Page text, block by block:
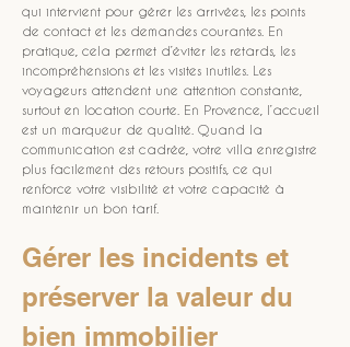
qui intervient pour gérer les arrivées, les points
de contact et les demandes courantes. En
pratique, cela permet d’éviter les retards, les
incompréhensions et les visites inutiles. Les
voyageurs attendent une attention constante,
surtout en location courte. En Provence, l’accueil
est un marqueur de qualité. Quand la
communication est cadrée, votre villa enregistre
plus facilement des retours positifs, ce qui
renforce votre visibilité et votre capacité à
maintenir un bon tarif.
Gérer les incidents et
préserver la valeur du
bien immobilier